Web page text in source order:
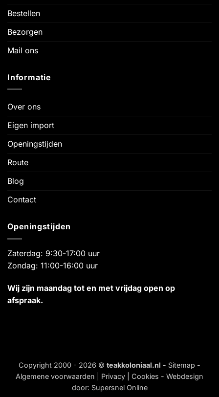
Bestellen
Bezorgen
Mail ons
Informatie
Over ons
Eigen import
Openingstijden
Route
Blog
Contact
Openingstijden
Zaterdag: 9:30-17:00 uur
Zondag: 11:00-16:00 uur
Wij zijn maandag tot en met vrijdag open op
afspraak.
Copyright 2000 - 2026 © teakkoloniaal.nl - Sitemap -
Algemene voorwaarden
Privacy Cookies - Webdesign
door: Supersnel Online